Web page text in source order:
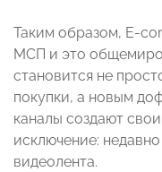
Таким образом, E-
МСП и это
становится не
покупки, а новым
каналы создают
исключение:
видеолента.